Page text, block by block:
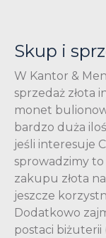
Skup i
W Kantor &
sprzedaż złota
monet
bardzo duża
jeśli interesuje
sprowadzimy to
zakupu złota
jeszcze
Dodatkowo
postaci biżuterii